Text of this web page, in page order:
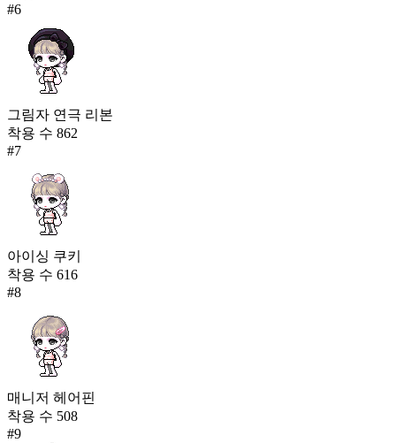
#6
그림자 연극 리본
착용 수 862
#7
아이싱 쿠키
착용 수 616
#8
매니저 헤어핀
착용 수 508
#9